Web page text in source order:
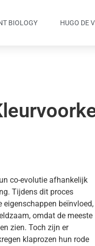
BIOLOGY HUGO DE
co-evolutie afhankelijk
Tijdens dit proces
eigenschappen beïnvloed,
omdat de meeste
zien. Toch zijn er
klaprozen hun rode